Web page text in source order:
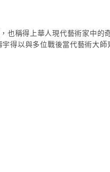
也稱得上華人現代藝術家中的
得以與多位戰後當代藝術大